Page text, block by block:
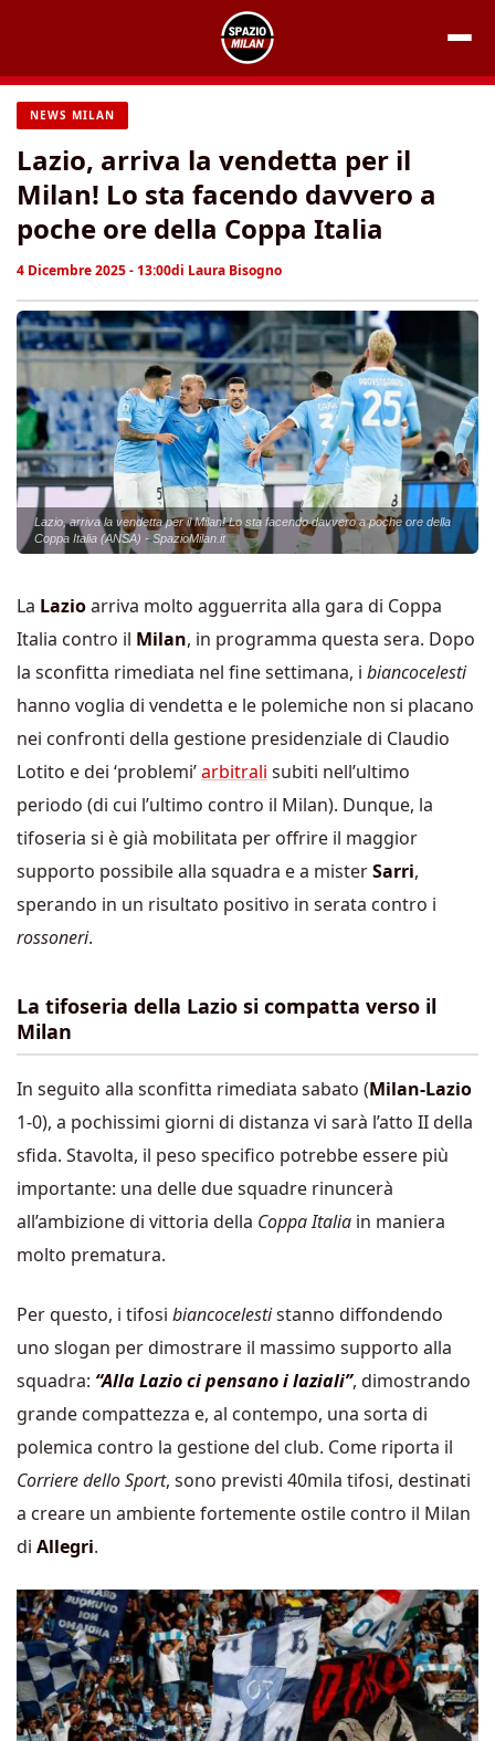
contenuto
NEWS MILAN
Lazio, arriva la vendetta per il
Milan! Lo sta facendo davvero a
poche ore della Coppa Italia
4 Dicembre 2025 - 13:00di Laura Bisogno
Lazio, arriva la vendetta per il Milan! Lo sta facendo davvero a poche ore della
Coppa Italia (ANSA) - SpazioMilan.it
La Lazioarriva molto agguerrita alla gara di Coppa
Italia contro il Milan, in programma questa sera. Dopo
la sconfitta rimediata nel fine settimana, i biancocelesti
hanno voglia di vendetta e le polemiche non si placano
nei confronti della gestione presidenziale di Claudio
Lotito e dei ‘problemi’arbitrali subiti nell’ultimo
periodo (di cui l’ultimo contro il Milan). Dunque, la
tifoseria si è già mobilitata per offrire il maggior
supporto possibile alla squadra e a misterSarri,
sperando in un risultato positivo in serata contro i
rossoneri.
La tifoseria della Lazio si compatta verso il
Milan
In seguito alla sconfitta rimediata sabato (Milan-Lazio
1-0), a pochissimi giorni di distanza vi sarà l’atto II della
sfida. Stavolta, il peso specifico potrebbe essere più
importante: una delle due squadre rinuncerà
all’ambizione di vittoria della Coppa Italia in maniera
molto prematura.
Per questo, i tifosi biancocelestistanno diffondendo
uno slogan per dimostrare il massimo supporto alla
squadra: “Alla Lazio ci pensano i laziali”, dimostrando
grande compattezza e, al contempo, una sorta di
polemica contro la gestione del club. Come riporta il
Corriere delloSport, sono previsti 40mila tifosi, destinati
a creare un ambiente fortemente ostile contro il Milan
di Allegri.